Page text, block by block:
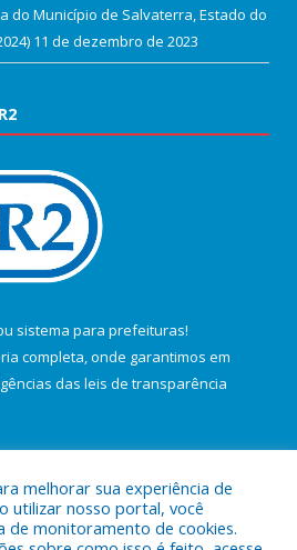
do Município de Salvaterra, Estado do
11 de dezembro de 2023
sistema para prefeituras!
completa, onde garantimos em
das leis de transparência
melhorar sua experiência de
utilizar nosso portal, você
de monitoramento de cookies.